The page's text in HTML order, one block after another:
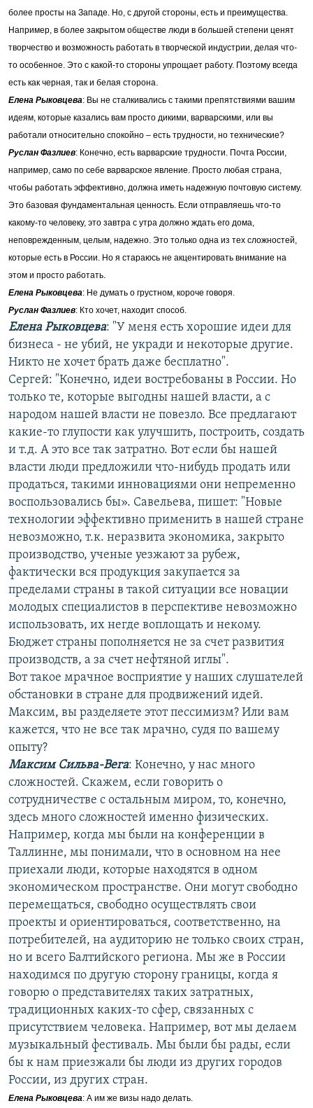
более просты на Западе. Но, с другой стороны, есть и преимущества.
Например, в более закрытом обществе люди в большей степени ценят
творчество и возможность работать в творческой индустрии, делая что-
то особенное. Это с какой-то стороны упрощает работу. Поэтому всегда
есть как черная, так и белая сторона.
Елена Рыковцева: Вы не сталкивались с такими препятствиями вашим
идеям, которые казались вам просто дикими, варварскими, или вы
работали относительно спокойно – есть трудности, но технические?
Руслан Фазлиев: Конечно, есть варварские трудности. Почта России,
например, само по себе варварское явление. Просто любая страна,
чтобы работать эффективно, должна иметь надежную почтовую систему.
Это базовая фундаментальная ценность. Если отправляешь что-то
какому-то человеку, это завтра с утра должно ждать его дома,
неповрежденным, целым, надежно. Это только одна из тех сложностей,
которые есть в России. Но я стараюсь не акцентировать внимание на
этом и просто работать.
Елена Рыковцева: Не думать о грустном, короче говоря.
Руслан Фазлиев: Кто хочет, находит способ.
Елена Рыковцева: "У меня есть хорошие идеи для
бизнеса - не убий, не укради и некоторые другие.
Никто не хочет брать даже бесплатно".
Сергей: "Конечно, идеи востребованы в России. Но
только те, которые выгодны нашей власти, а с
народом нашей власти не повезло. Все предлагают
какие-то глупости как улучшить, построить, создать
и т.д. А это все так затратно. Вот если бы нашей
власти люди предложили что-нибудь продать или
продаться, такими инновациями они непременно
воспользовались бы». Савельева, пишет: "Новые
технологии эффективно применить в нашей стране
невозможно, т.к. неразвита экономика, закрыто
производство, ученые уезжают за рубеж,
фактически вся продукция закупается за
пределами страны в такой ситуации все новации
молодых специалистов в перспективе невозможно
использовать, их негде воплощать и некому.
Бюджет страны пополняется не за счет развития
производств, а за счет нефтяной иглы".
Вот такое мрачное восприятие у наших слушателей
обстановки в стране для продвижений идей.
Максим, вы разделяете этот пессимизм? Или вам
кажется, что не все так мрачно, судя по вашему
опыту?
Максим Сильва-Вега: Конечно, у нас много
сложностей. Скажем, если говорить о
сотрудничестве с остальным миром, то, конечно,
здесь много сложностей именно физических.
Например, когда мы были на конференции в
Таллинне, мы понимали, что в основном на нее
приехали люди, которые находятся в одном
экономическом пространстве. Они могут свободно
перемещаться, свободно осуществлять свои
проекты и ориентироваться, соответственно, на
потребителей, на аудиторию не только своих стран,
но и всего Балтийского региона. Мы же в России
находимся по другую сторону границы, когда я
говорю о представителях таких затратных,
традиционных каких-то сфер, связанных с
присутствием человека. Например, вот мы делаем
музыкальный фестиваль. Мы были бы рады, если
бы к нам приезжали бы люди из других городов
России, из других стран.
Елена Рыковцева: А им же визы надо делать.